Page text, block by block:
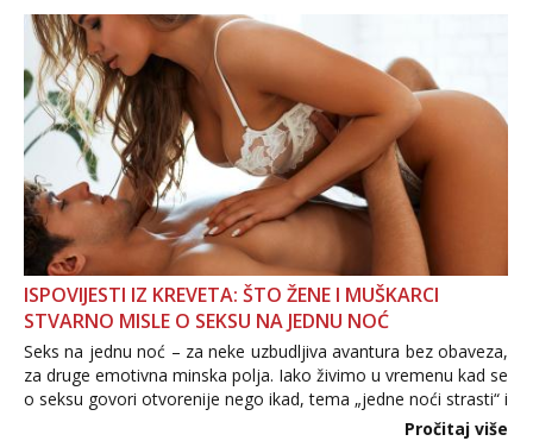
povjerenje. Takođe...
ISPOVIJESTI IZ KREVETA: ŠTO ŽENE I MUŠKARCI
STVARNO MISLE O SEKSU NA JEDNU NOĆ
Seks na jednu noć – za neke uzbudljiva avantura bez obaveza,
za druge emotivna minska polja. Iako živimo u vremenu kad se
o seksu govori otvorenije nego ikad, tema „jedne noći strasti“ i
dalje izaziva burne rasprave. Što zapravo misle žene, a što
Pročitaj više